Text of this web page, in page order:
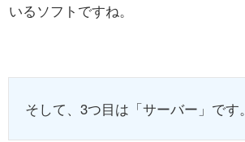
いるソフトですね。
そして、3つ目は「サーバー」です。